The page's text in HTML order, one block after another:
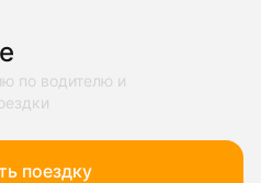
по водителю и
поездку